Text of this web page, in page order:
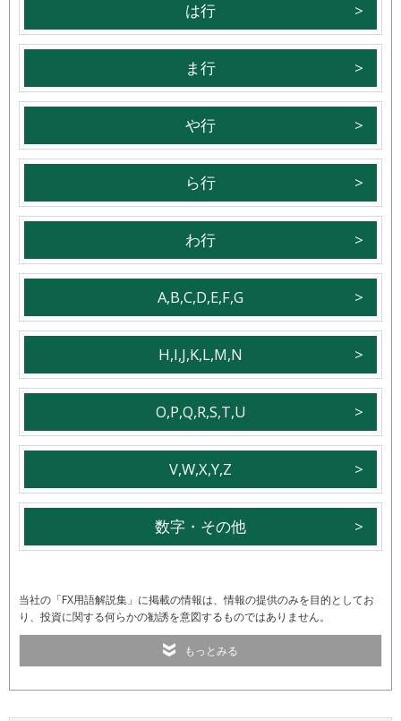
は行
ま行
や行
ら行
わ行
A,B,C,D,E,F,G
H,I,J,K,L,M,N
O,P,Q,R,S,T,U
V,W,X,Y,Z
数字・その他
当社の「FX用語解説集」に掲載の情報は、情報の提供のみを目的としてお
り、投資に関する何らかの勧誘を意図するものではありません。
もっとみる